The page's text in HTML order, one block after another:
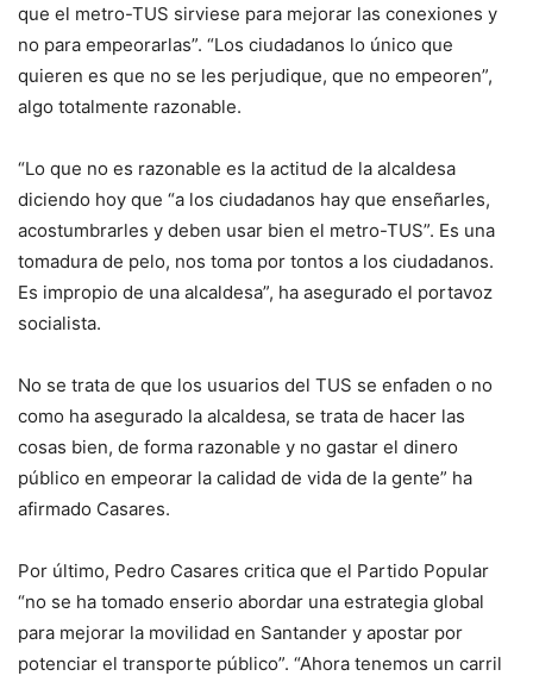
que el metro-TUS sirviese para mejorar las conexiones y
no para empeorarlas”. “Los ciudadanos lo único que
quieren es que no se les perjudique, que no empeoren”,
algo totalmente razonable.
“Lo que no es razonable es la actitud de la alcaldesa
diciendo hoy que “a los ciudadanos hay que enseñarles,
acostumbrarles y deben usar bien el metro-TUS”. Es una
tomadura de pelo, nos toma por tontos a los ciudadanos.
Es impropio de una alcaldesa”, ha asegurado el portavoz
socialista.
No se trata de que los usuarios del TUS se enfaden o no
como ha asegurado la alcaldesa, se trata de hacer las
cosas bien, de forma razonable y no gastar el dinero
público en empeorar la calidad de vida de la gente” ha
afirmado Casares.
Por último, Pedro Casares critica que el Partido Popular
“no se ha tomado enserio abordar una estrategia global
para mejorar la movilidad en Santander y apostar por
potenciar el transporte público”. “Ahora tenemos un carril